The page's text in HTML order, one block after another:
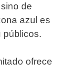
de
azul es
públicos.
ofrece